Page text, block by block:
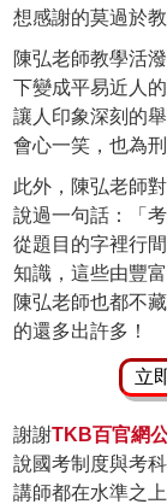
想感謝的莫過於
陳弘老師教學活
下變成平易近人
讓人印象深刻的
會心一笑，也為
此外，陳弘老師
說過一句話：「
從題目的字裡行
知識，這些由豐
陳弘老師也都不
的還多出許多！
立
謝謝TKB百官網
說國考制度與考
講師都在水準之